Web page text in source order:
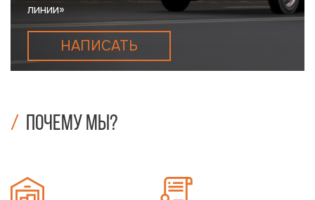
линии»
НАПИСАТЬ
Почему мы?